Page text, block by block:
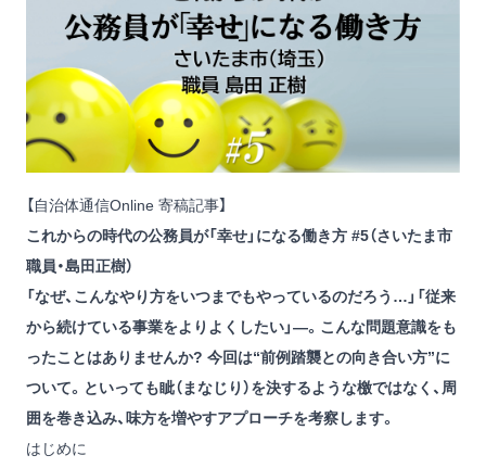
【自治体通信Online 寄稿記事】
これからの時代の公務員が「幸せ」になる働き方 #5（さいたま市
職員・島田正樹）
「なぜ、こんなやり方をいつまでもやっているのだろう…」「従来
から続けている事業をよりよくしたい」―。こんな問題意識をも
ったことはありませんか? 今回は“前例踏襲との向き合い方”に
ついて。といっても眦（まなじり）を決するような檄ではなく、周
囲を巻き込み、味方を増やすアプローチを考察します。
はじめに